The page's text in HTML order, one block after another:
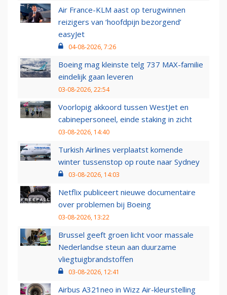
Air France-KLM aast op terugwinnen
reizigers van ‘hoofdpijn bezorgend’
easyJet
04-08-2026, 7:26
Boeing mag kleinste telg 737 MAX-familie
eindelijk gaan leveren
03-08-2026, 22:54
Voorlopig akkoord tussen WestJet en
cabinepersoneel, einde staking in zicht
03-08-2026, 14:40
Turkish Airlines verplaatst komende
winter tussenstop op route naar Sydney
03-08-2026, 14:03
Netflix publiceert nieuwe documentaire
over problemen bij Boeing
03-08-2026, 13:22
Brussel geeft groen licht voor massale
Nederlandse steun aan duurzame
vliegtuigbrandstoffen
03-08-2026, 12:41
Airbus A321neo in Wizz Air-kleurstelling